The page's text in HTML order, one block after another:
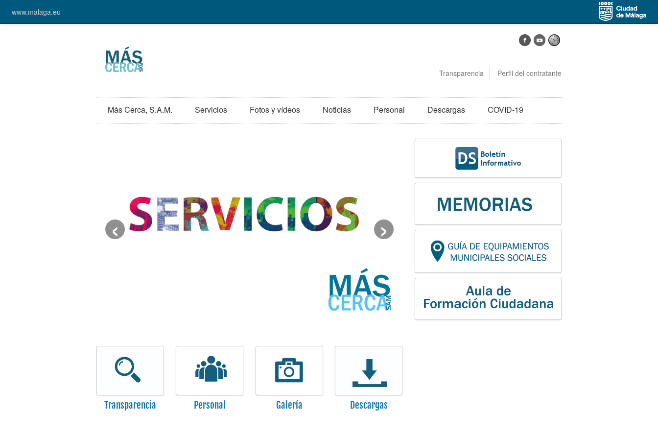
www.malaga.eu
Transparencia Perfil del contratante
Más Cerca, S.A.M. Servicios Fotos y vídeos Noticias Personal Descargas COVID-19
‹ ›
Transparencia Personal Galería Descargas